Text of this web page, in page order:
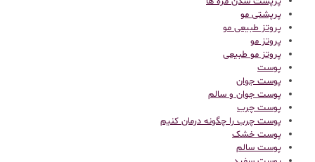
پرپشتی مو
پروتز طبیعی مو
پروتز مو
پروتز مو طبیعی
پوست
پوست جوان
پوست جوان و سالم
پوست چرب
پوست چرب را چگونه درمان کنیم
پوست خشک
پوست سالم